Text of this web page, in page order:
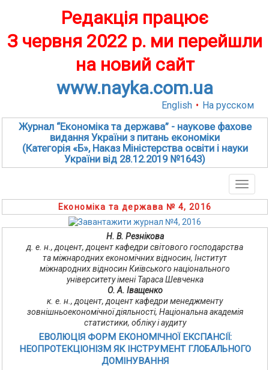
Редакція працює
З червня 2022 р. ми перейшли
на новий сайт
www.nayka.com.ua
English • На русском
Журнал “Економіка та держава” - наукове фахове
видання України з питань економіки
(Категорія «Б», Наказ Міністерства освіти і науки
України від 28.12.2019 №1643)
Toggle
Економіка та держава № 4, 2016
Н. В. Резнікова
д. е. н., доцент, доцент кафедри світового господарства
та міжнародних економічних відносин, Інститут
міжнародних відносин Київського національного
університету імені Тараса Шевченка
О. А. Іващенко
к. е. н., доцент, доцент кафедри менеджменту
зовнішньоекономічної діяльності, Національна академія
статистики, обліку і аудиту
ЕВОЛЮЦІЯ ФОРМ ЕКОНОМІЧНОЇ ЕКСПАНСІЇ:
НЕОПРОТЕКЦІОНІЗМ ЯК ІНСТРУМЕНТ ГЛОБАЛЬНОГО
ДОМІНУВАННЯ